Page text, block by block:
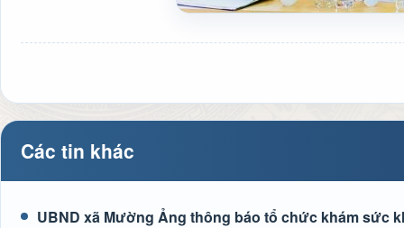
Các tin khác
UBND xã Mường Ảng thông báo tổ chức khám sức